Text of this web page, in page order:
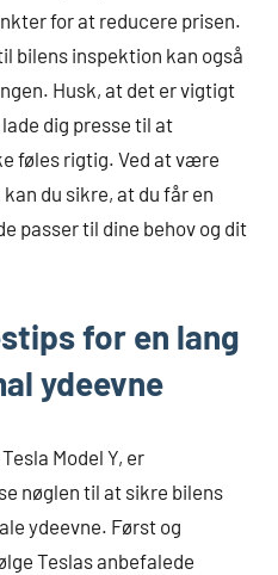
for at reducere prisen.
bilens inspektion kan også
Husk, at det er vigtigt
dig presse til at
føles rigtig. Ved at være
du sikre, at du får en
passer til dine behov og dit
for en lang
ydeevne
Model Y, er
nøglen til at sikre bilens
ydeevne. Først og
Teslas anbefalede